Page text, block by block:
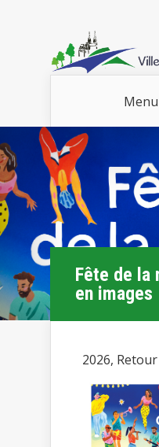
Fête de la
en images
2026,